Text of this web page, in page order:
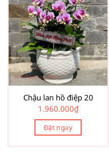
Chậu lan hồ điệp 20
1.960.000₫
Đặt ngay